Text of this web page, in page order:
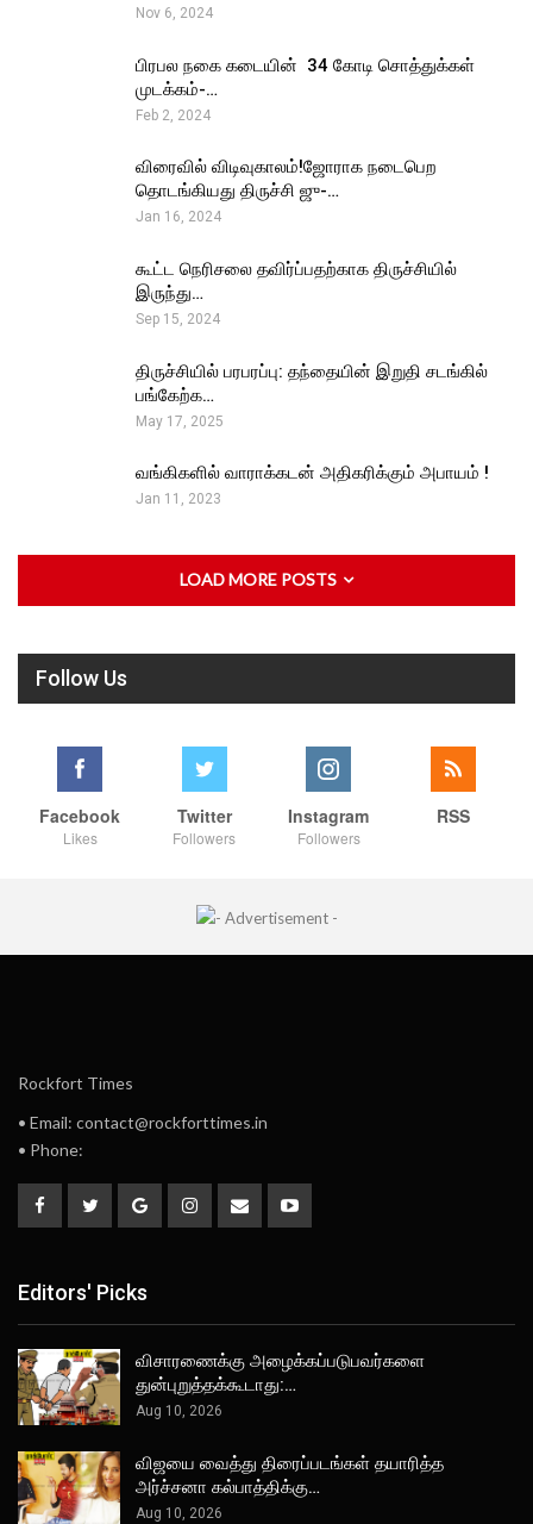
Nov 6, 2024
பிரபல நகை கடையின் ₹ 34 கோடி சொத்துக்கள்
முடக்கம்-…
Feb 2, 2024
விரைவில் விடிவுகாலம்!ஜோராக நடைபெற
தொடங்கியது திருச்சி ஜு-…
Jan 16, 2024
கூட்ட நெரிசலை தவிர்ப்பதற்காக திருச்சியில்
இருந்து…
Sep 15, 2024
திருச்சியில் பரபரப்பு: தந்தையின் இறுதி சடங்கில்
பங்கேற்க…
May 17, 2025
வங்கிகளில் வாராக்கடன் அதிகரிக்கும் அபாயம் !
Jan 11, 2023
LOAD MORE POSTS
Follow Us
Facebook
Likes
Twitter
Followers
Instagram
Followers
RSS
Rockfort Times
• Email: contact@rockforttimes.in
• Phone:
Editors' Picks
விசாரணைக்கு அழைக்கப்படுபவர்களை
துன்புறுத்தக்கூடாது:…
Aug 10, 2026
விஜயை வைத்து திரைப்படங்கள் தயாரித்த
அர்ச்சனா கல்பாத்திக்கு…
Aug 10, 2026